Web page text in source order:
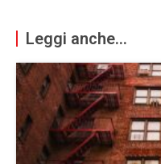
Leggi anche...